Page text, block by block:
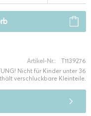
Artikel-Nr.:
T1139276
Nicht für Kinder unter 36
verschluckbare Kleinteile.